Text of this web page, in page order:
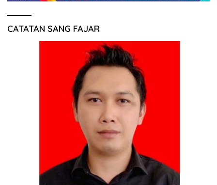
CATATAN SANG FAJAR